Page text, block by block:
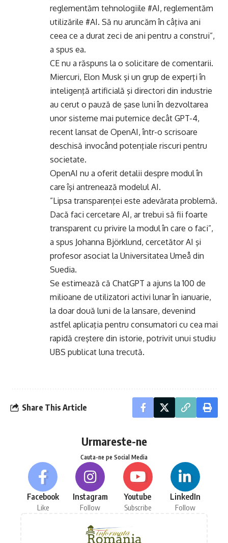
reglementăm tehnologiile #AI, reglementăm
utilizările #AI. Să nu aruncăm în câţiva ani
ceea ce a durat zeci de ani pentru a construi”,
a spus ea.
CE nu a răspuns la o solicitare de comentarii.
Miercuri, Elon Musk şi un grup de experţi în
inteligenţă artificială şi directori din industrie
au cerut o pauză de şase luni în dezvoltarea
unor sisteme mai puternice decât GPT-4,
recent lansat de OpenAI, într-o scrisoare
deschisă invocând potenţiale riscuri pentru
societate.
OpenAI nu a oferit detalii despre modul în
care îşi antrenează modelul AI.
”Lipsa transparenţei este adevărata problemă.
Dacă faci cercetare AI, ar trebui să fii foarte
transparent cu privire la modul în care o faci”,
a spus Johanna Björklund, cercetător AI şi
profesor asociat la Universitatea Umeå din
Suedia.
Se estimează că ChatGPT a ajuns la 100 de
milioane de utilizatori activi lunar în ianuarie,
la doar două luni de la lansare, devenind
astfel aplicaţia pentru consumatori cu cea mai
rapidă creştere din istorie, potrivit unui studiu
UBS publicat luna trecută.
Share This Article
Urmareste-ne
Cauta-ne pe Social Media
Facebook
Like
Instagram
Follow
Youtube
Subscribe
LinkedIn
Follow